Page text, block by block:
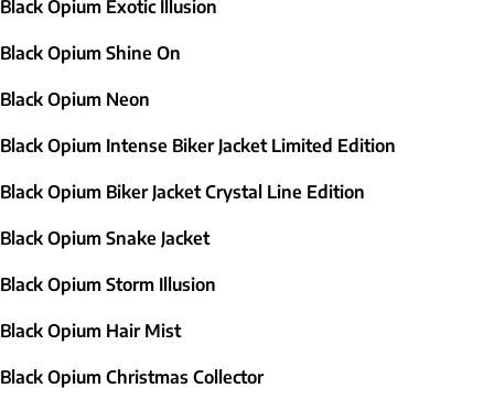
Black Opium Exotic Illusion
Black Opium Shine On
Black Opium Neon
Black Opium Intense Biker Jacket Limited Edition
Black Opium Biker Jacket Crystal Line Edition
Black Opium Snake Jacket
Black Opium Storm Illusion
Black Opium Hair Mist
Black Opium Christmas Collector